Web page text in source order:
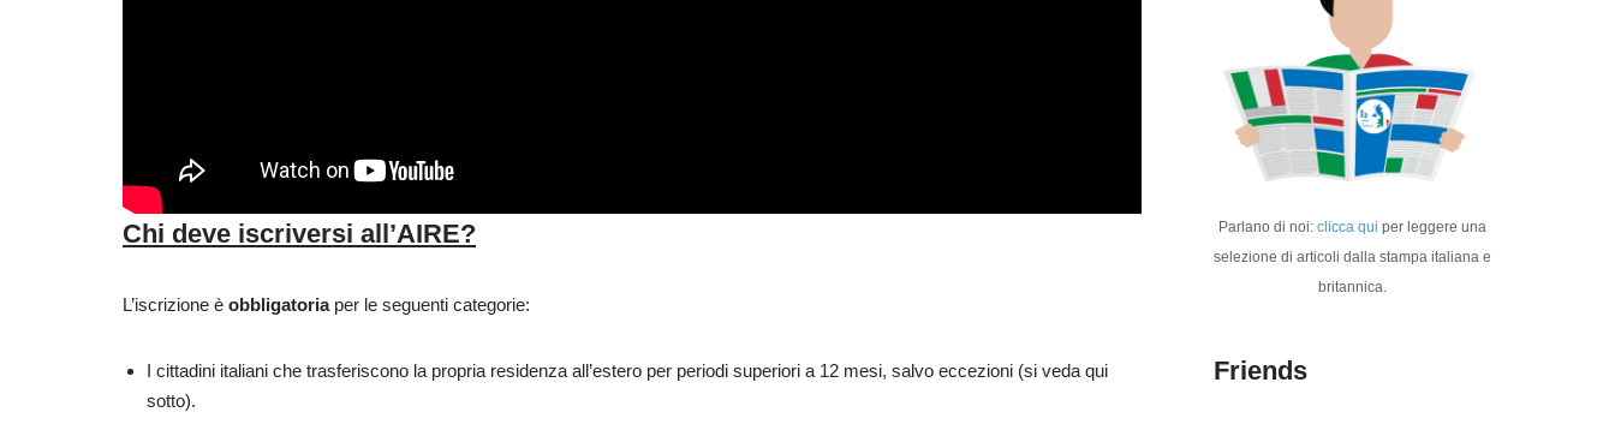
Chi deve iscriversi all’AIRE?
L’iscrizione è obbligatoriaper le seguenti categorie:
I cittadini italiani che trasferiscono la propria residenza all’estero per periodi superiori a 12 mesi, salvo eccezioni (si veda qui
sotto).
Parlano di noi:clicca qui per leggere una
selezione di articoli dalla stampa italiana e
britannica.
Friends